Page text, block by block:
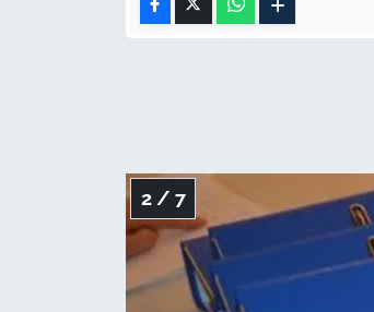
2 / 7
Gündem-Eğitim